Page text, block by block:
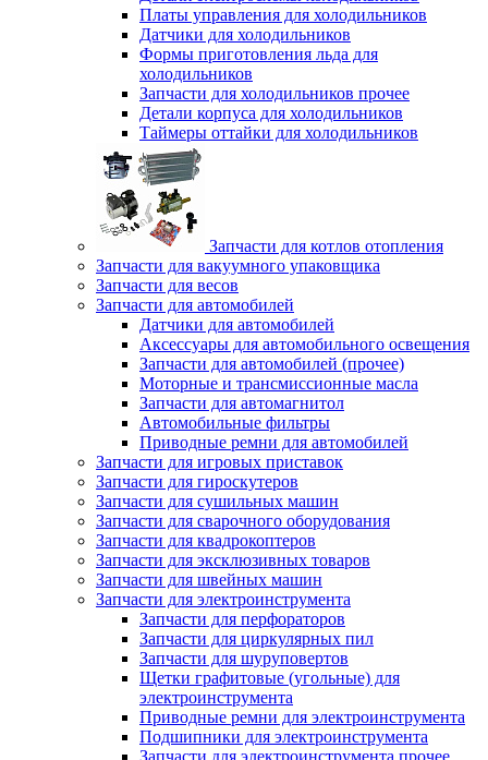
Платы управления для холодильников
Датчики для холодильников
Формы приготовления льда для
холодильников
Запчасти для холодильников прочее
Детали корпуса для холодильников
Таймеры оттайки для холодильников
Запчасти для котлов отопления
Запчасти для вакуумного упаковщика
Запчасти для весов
Запчасти для автомобилей
Датчики для автомобилей
Аксессуары для автомобильного освещения
Запчасти для автомобилей (прочее)
Моторные и трансмиссионные масла
Запчасти для автомагнитол
Автомобильные фильтры
Приводные ремни для автомобилей
Запчасти для игровых приставок
Запчасти для гироскутеров
Запчасти для сушильных машин
Запчасти для сварочного оборудования
Запчасти для квадрокоптеров
Запчасти для эксклюзивных товаров
Запчасти для швейных машин
Запчасти для электроинструмента
Запчасти для перфораторов
Запчасти для циркулярных пил
Запчасти для шуруповертов
Щетки графитовые (угольные) для
электроинструмента
Приводные ремни для электроинструмента
Подшипники для электроинструмента
Запчасти для электроинструмента прочее